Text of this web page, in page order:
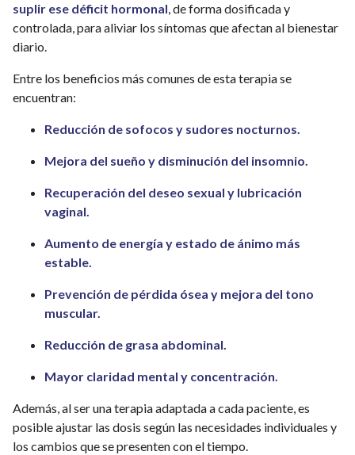
suplir ese déficit hormonal, de forma dosificada y
controlada, para aliviar los síntomas que afectan al bienestar
diario.
Entre los beneficios más comunes de esta terapia se
encuentran:
Reducción de sofocos y sudores nocturnos.
Mejora del sueño y disminución del insomnio.
Recuperación del deseo sexual y lubricación
vaginal.
Aumento de energía y estado de ánimo más
estable.
Prevención de pérdida ósea y mejora del tono
muscular.
Reducción de grasa abdominal.
Mayor claridad mental y concentración.
Además, al ser una terapia adaptada a cada paciente, es
posible ajustar las dosis según las necesidades individuales y
los cambios que se presenten con el tiempo.